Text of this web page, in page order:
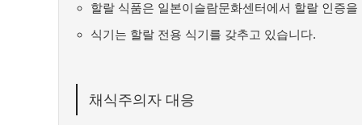
할랄 식품은 일본이슬람문화센터에서 할랄 인증
식기는 할랄 전용 식기를 갖추고 있습니다.
채식주의자 대응